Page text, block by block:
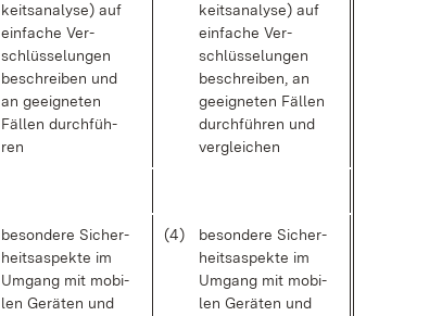
keits­ana­ly­se) auf
ein­fa­che Ver­
schlüs­se­lun­gen
be­schrei­ben und
an ge­eig­ne­ten
Fäl­len durch­füh­
ren
keits­ana­ly­se) auf
ein­fa­che Ver­
schlüs­se­lun­gen
be­schrei­ben, an
ge­eig­ne­ten Fäl­len
durch­füh­ren und
ver­glei­chen
be­son­de­re Si­cher­
heits­as­pek­te im
Um­gang mit mo­bi­
len Ge­rä­ten und
(4)
be­son­de­re Si­cher­
heits­as­pek­te im
Um­gang mit mo­bi­
len Ge­rä­ten und